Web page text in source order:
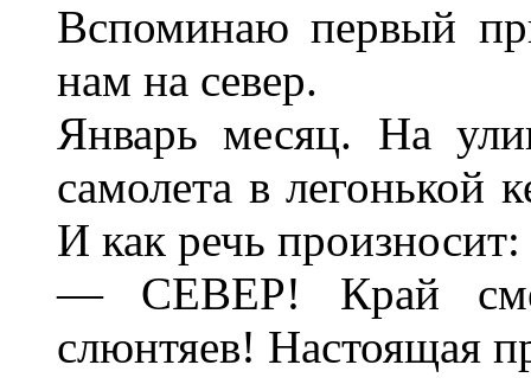
Вспоминаю первый
нам на север.
Январь месяц. На
самолета в легонькой
И как речь произносит:
— СЕВЕР! Край
слюнтяев! Настоящая